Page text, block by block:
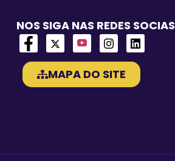
NOS SIGA NAS REDES SOCIAS
MAPA DO SITE